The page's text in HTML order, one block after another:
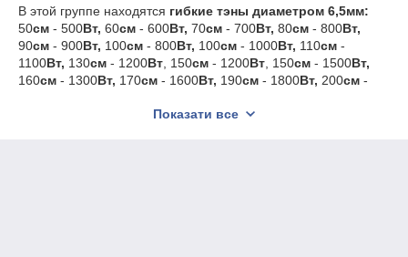
В этой группе находятся гибкие тэны диаметром 6,5мм:
50см - 500Вт, 60см - 600Вт, 70см - 700Вт, 80см - 800Вт,
90см - 900Вт, 100см - 800Вт, 100см - 1000Вт, 110см -
1100Вт, 130см - 1200Вт , 150см - 1200Вт , 150см - 1500Вт,
160см - 1300Вт, 170см - 1600Вт, 190см - 1800Вт, 200см -
Показати все